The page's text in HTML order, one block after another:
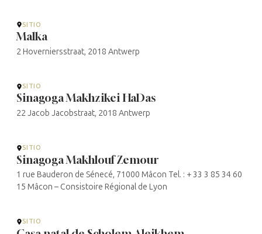
SITIO
Malka
2 Hoverniersstraat, 2018 Antwerp
SITIO
Sinagoga Makhzikei HaDas
22 Jacob Jacobstraat, 2018 Antwerp
SITIO
Sinagoga Makhlouf Zemour
1 rue Bauderon de Sénecé, 71000 Mâcon Tel. : + 33 3 85 34 60
15 Mâcon – Consistoire Régional de Lyon
SITIO